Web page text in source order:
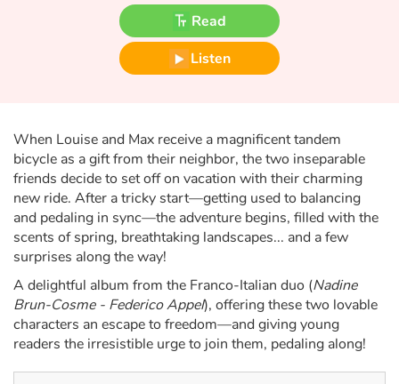
Ogres, monsters and witches
Heroines and Heroes
The animals
Travel, epic, investigation, adventure
Around the world
Learning
Arts, space, activities
Read
Listen
When Louise and Max receive a magnificent tandem
bicycle as a gift from their neighbor, the two inseparable
friends decide to set off on vacation with their charming
new ride. After a tricky start—getting used to balancing
and pedaling in sync—the adventure begins, filled with the
scents of spring, breathtaking landscapes... and a few
surprises along the way!
A delightful album from the Franco-Italian duo (Nadine
Brun-Cosme - Federico Appel), offering these two lovable
characters an escape to freedom—and giving young
readers the irresistible urge to join them, pedaling along!